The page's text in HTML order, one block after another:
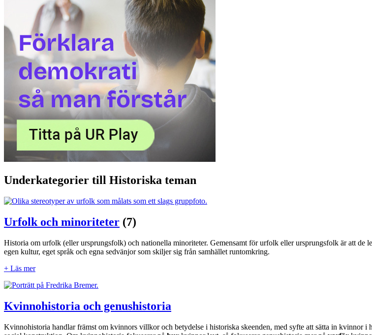
Underkategorier till Historiska teman
Urfolk och minoriteter (7)
Historia om urfolk (eller ursprungsfolk) och nationella minoriteter. Gemensamt för urfolk eller ursprungs­­folk är att de
egen kultur, eget språk och egna sedvänjor som skiljer sig från samhället runtomkring.
+ Läs mer
Kvinnohistoria och genushistoria
Kvinnohistoria handlar främst om kvinnors villkor och betydelse i historiska skeenden, med syfte att sätta in kvinnor i